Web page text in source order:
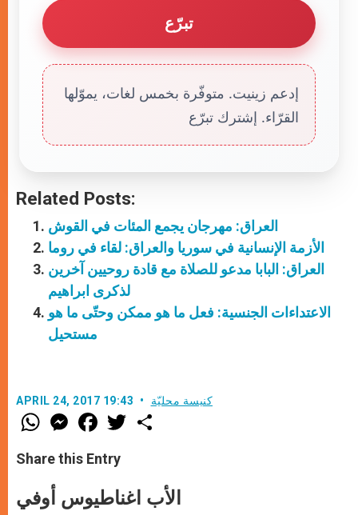
تبرّع
إدعم زينيت. متوفّرة بخمس لغات، يموّلها
القرّاء. إشترك تبرّع
Related Posts:
العراق: مهرجان يجمع المئات في القوش
الأزمة الإنسانية في سوريا والعراق: لقاء في روما
العراق: البابا مدعو للصلاة مع قادة روحيين آخرين
لذكرى ابراهيم
الاعتداءات الجنسية: فعل ما هو ممكن وحتّى ما هو
مستحيل
APRIL 24, 2017 19:43 كنيسة محليّة
W
h
t
s
A
p
M
e
s
e
e
F
a
e
b
o
k
T
w
r
Share this Entry
الأب اغناطيوس أوفي